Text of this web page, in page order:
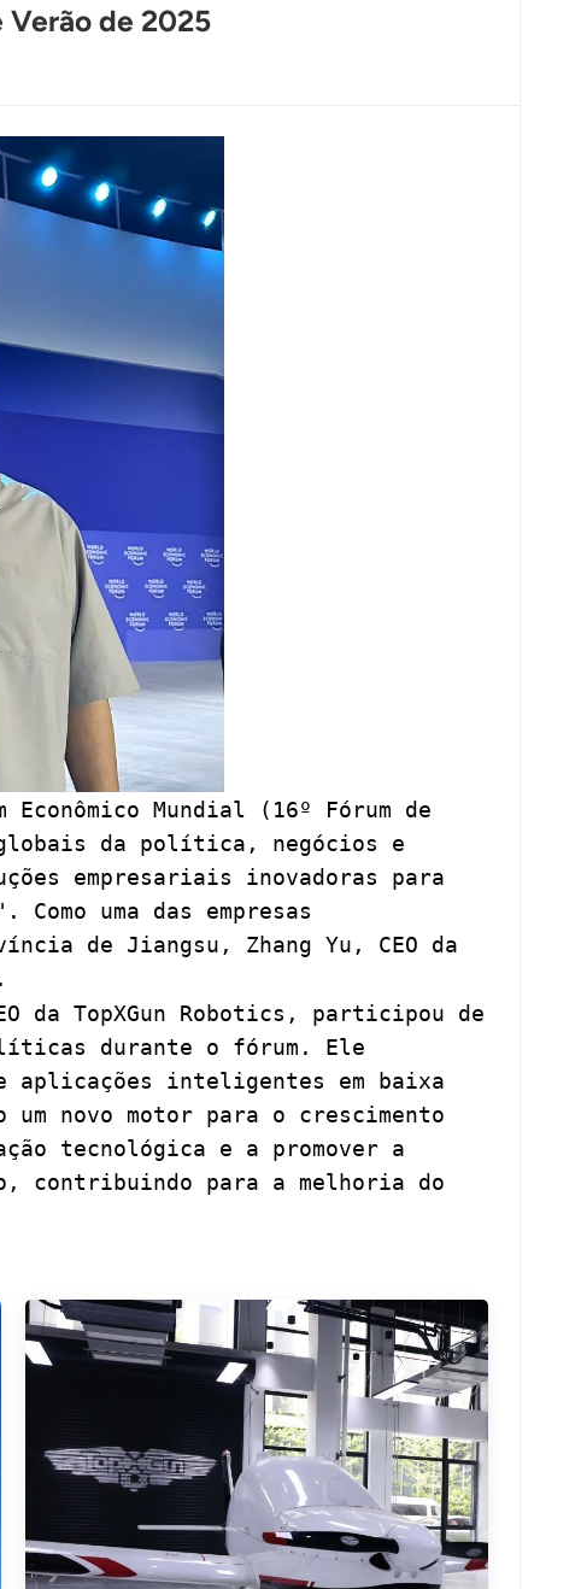
Verão de 2025
Mundial (16º Fórum de
da política, negócios e
empresariais inovadoras para
uma das empresas
de Jiangsu, Zhang Yu, CEO da
da TopXGun Robotics, participou de
durante o fórum. Ele
aplicações inteligentes em baixa
novo motor para o crescimento
tecnológica e a promover a
contribuindo para a melhoria do